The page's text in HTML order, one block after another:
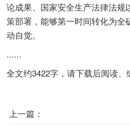
论成果、国家安全生产法律法规
策部署，能够第一时间转化为全
动自觉。
......
全文约3422字，请下载后阅读、
上一篇：